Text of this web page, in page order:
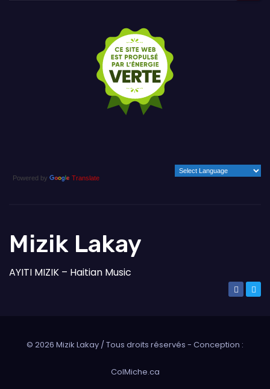
Powered by Translate
Mizik Lakay
AYITI MIZIK – Haitian Music
© 2026 Mizik Lakay / Tous droits réservés - Conception :
ColMiche.ca